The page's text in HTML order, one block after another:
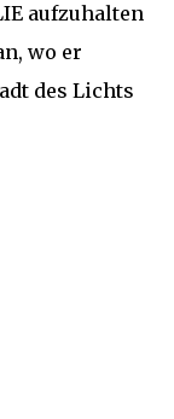
aufzuhalten
wo er
des Lichts